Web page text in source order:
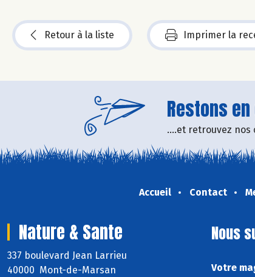
Retour à la liste Imprimer la
Restons
....et retrouvez
Accueil Contact
Nature & Sante
337 boulevard Jean Larrieu
40000 Mont-de-Marsan
Nous
Votre